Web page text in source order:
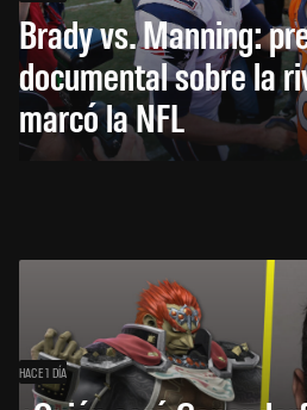
Brady vs. Manning:
documental sobre la
marcó la NFL
HACE 1 DÍA